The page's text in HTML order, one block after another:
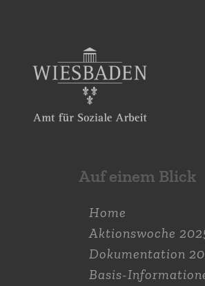
Auf einem Blick
Home
Aktions­woche
Dokumen­tation
Basis-